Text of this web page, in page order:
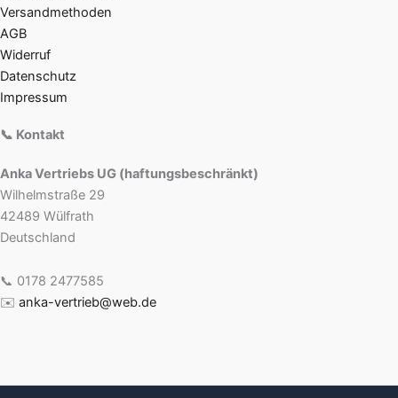
Versandmethoden
AGB
Widerruf
Datenschutz
Impressum
📞 Kontakt
Anka Vertriebs UG (haftungsbeschränkt)
Wilhelmstraße 29
42489 Wülfrath
Deutschland
📞 0178 2477585
✉️ anka-vertrieb@web.de